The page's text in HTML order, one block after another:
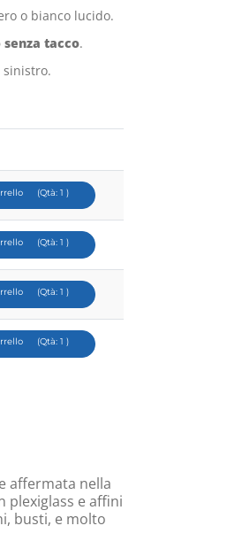
o bianco lucido.
tacco.
sinistro.
(Qtà:1 )
(Qtà:1 )
(Qtà:1 )
(Qtà:1 )
affermata nella
plexiglass e affini
busti, e molto